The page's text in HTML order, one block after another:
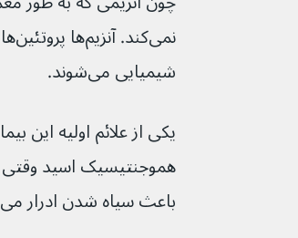
شیمیایی می‌شوند.
باعث سیاه شدن ادرار می‌شود.